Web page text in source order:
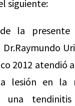
siguiente:
la presente
2012 atendió
lesión en la
una